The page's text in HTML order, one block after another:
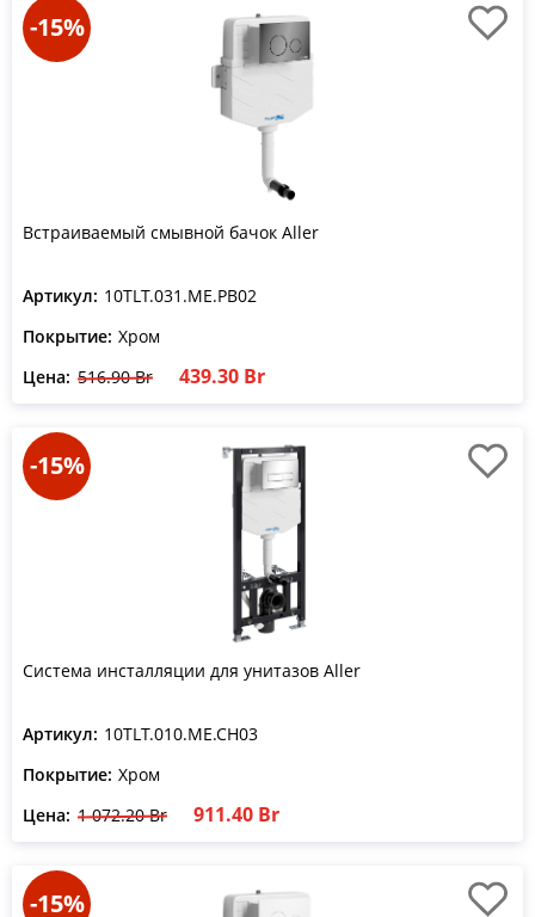
-15%
Встраиваемый смывной бачок Aller
Артикул: 10TLT.031.ME.PB02
Покрытие: Хром
Цена: 516.90 Br 439.30 Br
-15%
Система инсталляции для унитазов Aller
Артикул: 10TLT.010.ME.CH03
Покрытие: Хром
Цена: 1 072.20 Br 911.40 Br
-15%